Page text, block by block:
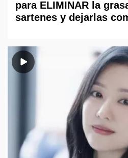
para ELIMINAR la
sartenes y dejarlas